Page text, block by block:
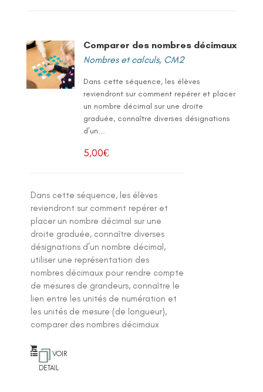
Comparer des nombres décimaux
Nombres et calculs, CM2
Dans cette séquence, les élèves
reviendront sur comment repérer et placer
un nombre décimal sur une droite
graduée, connaître diverses désignations
d’un...
5,00€
Dans cette séquence, les élèves
reviendront sur comment repérer et
placer un nombre décimal sur une
droite graduée, connaître diverses
désignations d’un nombre décimal,
utiliser une représentation des
nombres décimaux pour rendre compte
de mesures de grandeurs, connaître le
lien entre les unités de numération et
les unités de mesure (de longueur),
comparer des nombres décimaux
VOIR
DETAIL